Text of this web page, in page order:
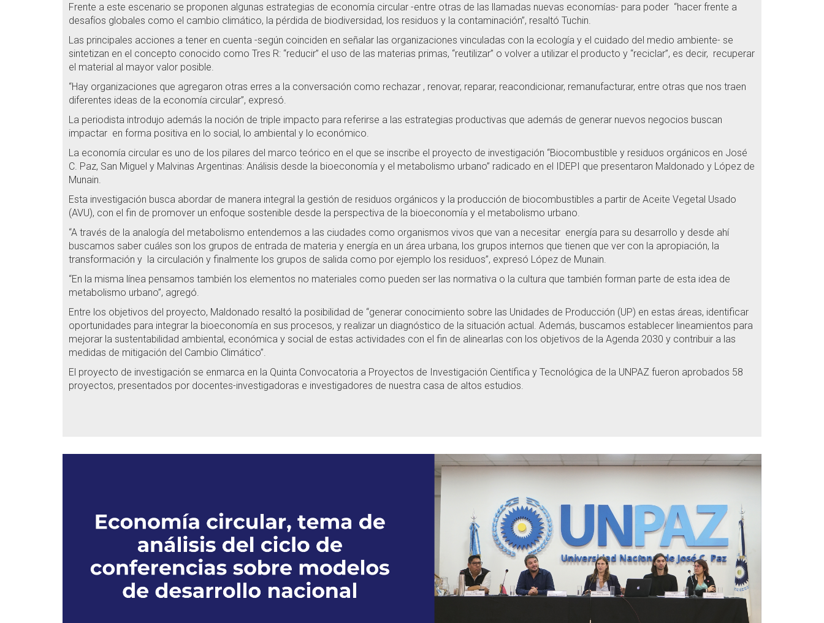
Frente a este escenario se proponen algunas estrategias de economía circular -entre otras de las llamadas nuevas economías- para poder “hacer frente a
desafíos globales como el cambio climático, la pérdida de biodiversidad, los residuos y la contaminación”, resaltó Tuchin.
Las principales acciones a tener en cuenta -según coinciden en señalar las organizaciones vinculadas con la ecología y el cuidado del medio ambiente- se
sintetizan en el concepto conocido como Tres R: “reducir” el uso de las materias primas, “reutilizar” o volver a utilizar el producto y “reciclar”, es decir, recuperar
el material al mayor valor posible.
“Hay organizaciones que agregaron otras erres a la conversación como rechazar , renovar, reparar, reacondicionar, remanufacturar, entre otras que nos traen
diferentes ideas de la economía circular”, expresó.
La periodista introdujo además la noción de triple impacto para referirse a las estrategias productivas que además de generar nuevos negocios buscan
impactar en forma positiva en lo social, lo ambiental y lo económico.
La economía circular es uno de los pilares del marco teórico en el que se inscribe el proyecto de investigación “Biocombustible y residuos orgánicos en José
C. Paz, San Miguel y Malvinas Argentinas: Análisis desde la bioeconomía y el metabolismo urbano” radicado en el IDEPI que presentaron Maldonado y López de
Munain.
Esta investigación busca abordar de manera integral la gestión de residuos orgánicos y la producción de biocombustibles a partir de Aceite Vegetal Usado
(AVU), con el fin de promover un enfoque sostenible desde la perspectiva de la bioeconomía y el metabolismo urbano.
“A través de la analogía del metabolismo entendemos a las ciudades como organismos vivos que van a necesitar energía para su desarrollo y desde ahí
buscamos saber cuáles son los grupos de entrada de materia y energía en un área urbana, los grupos internos que tienen que ver con la apropiación, la
transformación y la circulación y finalmente los grupos de salida como por ejemplo los residuos”, expresó López de Munain.
“En la misma línea pensamos también los elementos no materiales como pueden ser las normativa o la cultura que también forman parte de esta idea de
metabolismo urbano”, agregó.
Entre los objetivos del proyecto, Maldonado resaltó la posibilidad de “generar conocimiento sobre las Unidades de Producción (UP) en estas áreas, identificar
oportunidades para integrar la bioeconomía en sus procesos, y realizar un diagnóstico de la situación actual. Además, buscamos establecer lineamientos para
mejorar la sustentabilidad ambiental, económica y social de estas actividades con el fin de alinearlas con los objetivos de la Agenda 2030 y contribuir a las
medidas de mitigación del Cambio Climático”.
El proyecto de investigación se enmarca en la Quinta Convocatoria a Proyectos de Investigación Científica y Tecnológica de la UNPAZ fueron aprobados 58
proyectos, presentados por docentes-investigadoras e investigadores de nuestra casa de altos estudios.